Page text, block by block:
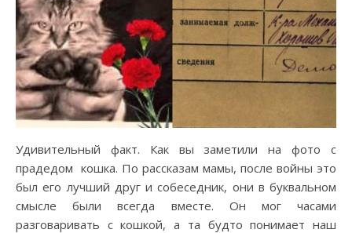
Удивительный факт. Как вы заметили на фото с
прадедом кошка. По рассказам мамы, после войны это
был его лучший друг и собеседник, они в буквальном
смысле были всегда вместе. Он мог часами
разговаривать с кошкой, а та будто понимает наш